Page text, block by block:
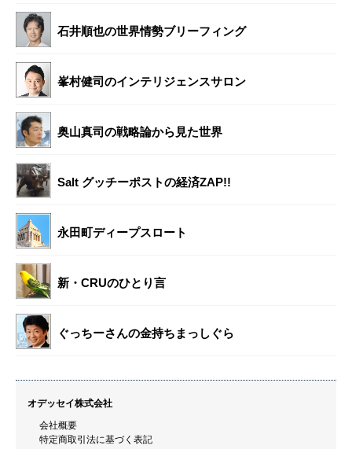
石井順也の世界情勢ブリーフィング
峯村健司のインテリジェンスサロン
奥山真司の戦略論から見た世界
Salt グッチーポストの経済ZAP!!
永田町ディープスロート
新・CRUのひとり言
ぐっちーさんの金持ちまっしぐら
オデッセイ株式会社
会社概要
特定商取引法に基づく表記